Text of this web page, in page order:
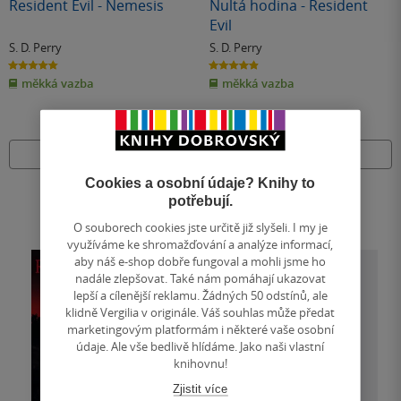
Resident Evil - Nemesis
S. D. Perry
4.8
z
5
hvězdiček
měkká vazba
Nedostupné
Nultá hodina - Resident
Evil
S. D. Perry
4.9
z
5
hvězdiček
měkká vazba
Nedostupné
Cookies a osobní údaje? Knihy to
potřebují.
O souborech cookies jste určitě již slyšeli. I my je
využíváme ke shromažďování a analýze informací,
aby náš e-shop dobře fungoval a mohli jsme ho
nadále zlepšovat. Také nám pomáhají ukazovat
lepší a cílenější reklamu. Žádných 50 odstínů, ale
klidně Vergilia v originále. Váš souhlas může předat
marketingovým platformám i některé vaše osobní
údaje. Ale vše bedlivě hlídáme. Jako naši vlastní
knihovnu!
Zjistit více